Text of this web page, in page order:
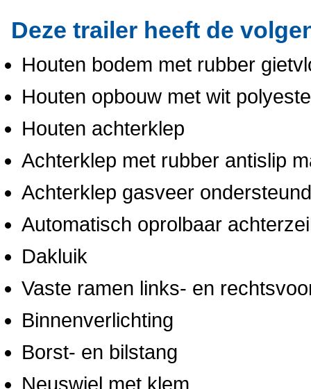
Deze trailer heeft de
Houten bodem met rubber
Houten opbouw met wit
Houten achterklep
Achterklep met rubber antislip
Achterklep gasveer ondersteund
Automatisch oprolbaar
Dakluik
Vaste ramen links- en
Binnenverlichting
Borst- en bilstang
Neuswiel met klem